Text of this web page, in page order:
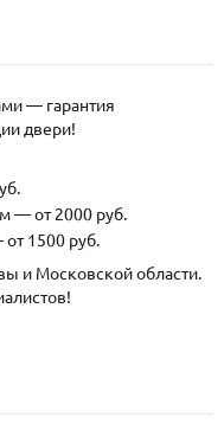
— гарантия
двери!
— от 2000 руб.
1500 руб.
и Московской области.